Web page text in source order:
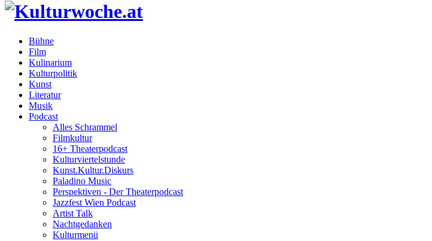
Bühne
Film
Kulinarium
Kulturpolitik
Kunst
Literatur
Musik
Podcast
Alles Schrammel
Filmkultur
16+ Theaterpodcast
Kulturviertelstunde
Kunst.Kultur.Diskurs
Paladino Music
Perspektiven - Der Theaterpodcast
Jazzfest Wien Podcast
Artist Talk
Nachtgedanken
Kulturmenü